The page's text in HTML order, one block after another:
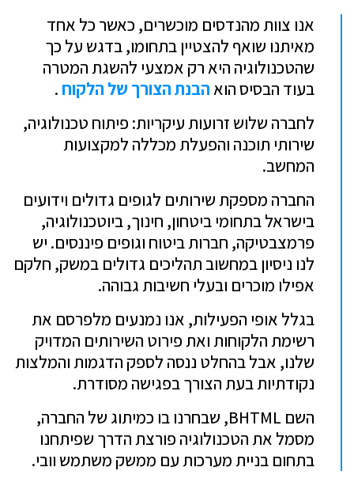
אנו צוות מהנדסים מוכשרים, כאשר כל אחד
מאיתנו שואף להצטיין בתחומו, בדגש על כך
שהטכנולוגיה היא רק אמצעי להשגת המטרה
בעוד הבסיס הואהבנת הצורך של הלקוח .
לחברה שלוש זרועות עיקריות: פיתוח טכנולוגיה,
שירותי תוכנה והפעלת מכללה למקצועות
המחשב.
החברה מספקת שירותים לגופים גדולים וידועים
בישראל בתחומי ביטחון, חינוך, ביוטכנולוגיה,
פרמצבטיקה, חברות ביטוח וגופים פיננסים. יש
לנו ניסיון במחשוב תהליכים גדולים במשק, חלקם
אפילו מוכרים ובעלי חשיבות גבוהה.
בגלל אופי הפעילות, אנו נמנעים מלפרסם את
רשימת הלקוחות ואת פירוט השירותים המדויק
שלנו, אבל בהחלט ננסה לספק הדגמות והמלצות
נקודתיות בעת הצורך בפגישה מסודרת.
השם BHTML, שבחרנו בו כמיתוג של החברה,
מסמל את הטכנולוגיה פורצת הדרך שפיתחנו
בתחום בניית מערכות עם ממשק משתמש וובי.